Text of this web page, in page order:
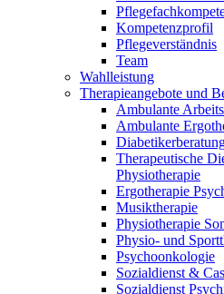
Kompetenzprofil
Pflegeverständnis
Team
Wahlleistung
Therapieangebote und
Ambulante
Ambulante
Therapeutische
Physiotherapie
Ergotherapie
Musiktherapie
Physiotherapie
Physio- und
Psychoonkologie
Sozialdienst &
Sozialdienst